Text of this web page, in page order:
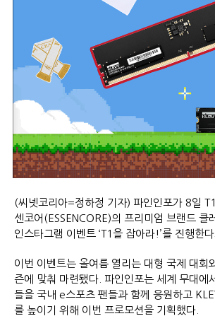
(씨넷코리아=정하정 기자) 파인인포가 8일
센코어(ESSENCORE)의 프리미엄 브랜드 클
인스타그램 이벤트 ‘T1을 잡아라!’를 진행
이번 이벤트는 올여름 열리는 대형 국제 대회
즌에 맞춰 마련됐다. 파인인포는 세계 무대에
들을 국내 e스포츠 팬들과 함께 응원하고
를 높이기 위해 이번 프로모션을 기획했다.